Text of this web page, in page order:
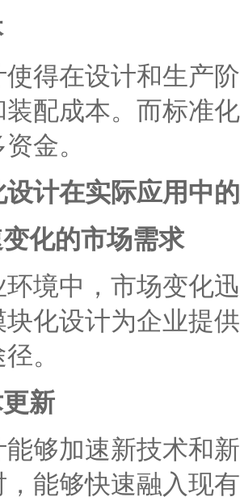
得在设计和生产
配成本。而标准
金。
计在实际应用中
化的市场需求
境中，市场变化
化设计为企业提
。
新
够加速新技术和
能够快速融入现